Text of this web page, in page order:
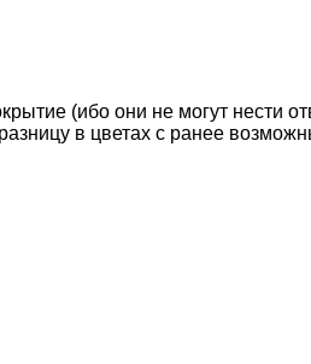
(ибо они не могут нести
в цветах с ранее